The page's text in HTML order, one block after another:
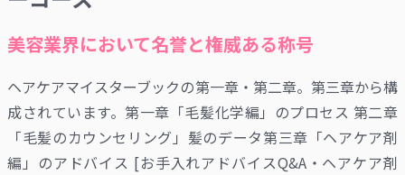
美容業界において名誉と権威ある称号
ヘアケアマイスターブックの第一章・第二章。第三章から構
成されています。第一章「毛髪化学編」のプロセス 第二章
「毛髪のカウンセリング」髪のデータ第三章「ヘアケア剤
編」のアドバイス [お手入れアドバイスQ&A・ヘアケア剤